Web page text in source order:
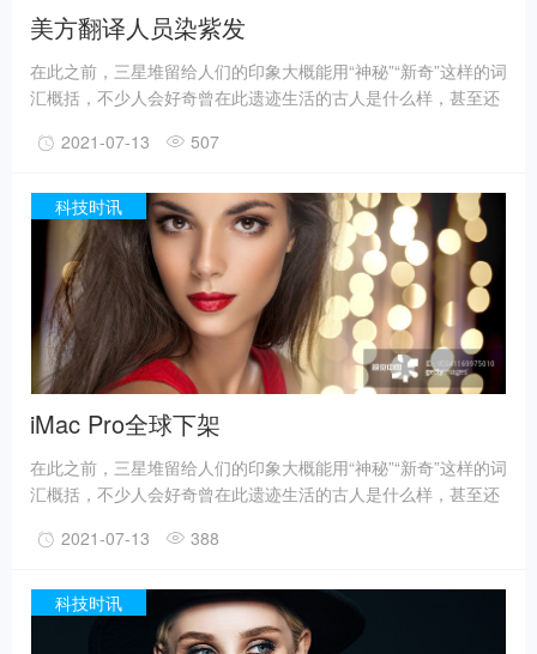
美方翻译人员染紫发
在此之前，三星堆留给人们的印象大概能用“神秘”“新奇”这样的词
汇概括，不少人会好奇曾在此遗迹生活的古人是什么样，甚至还
一定程度上回答了一些问题。
祀坑”。2019年11月至2020年5月，考古人员新发现6座三星堆文
化“祭祀坑”。
据国家文物局消息，目前，3、4、5、6号坑内已发掘至器物层，
7号和8号坑正在发掘坑内填土，现已出土金面具残片、鸟型金饰
片、金箔、眼部有彩绘铜头像、巨青铜面具、青铜神树、象牙、
精美牙雕残件、玉琮、玉石器等重要文物500余件。
2021-07-13 507
科技时讯
iMac Pro全球下架
在此之前，三星堆留给人们的印象大概能用“神秘”“新奇”这样的词
汇概括，不少人会好奇曾在此遗迹生活的古人是什么样，甚至还
一定程度上回答了一些问题。
祀坑”。2019年11月至2020年5月，考古人员新发现6座三星堆文
2021-07-13 388
科技时讯